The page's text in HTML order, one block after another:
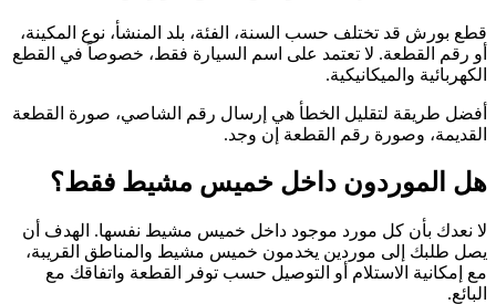
قطع بورش قد تختلف حسب السنة، الفئة، بلد المنشأ، نوع المكينة،
أو رقم القطعة. لا تعتمد على اسم السيارة فقط، خصوصاً في القطع
الكهربائية والميكانيكية.
أفضل طريقة لتقليل الخطأ هي إرسال رقم الشاصي، صورة القطعة
القديمة، وصورة رقم القطعة إن وجد.
هل الموردون داخل خميس مشيط فقط؟
لا نعدك بأن كل مورد موجود داخل خميس مشيط نفسها. الهدف أن
يصل طلبك إلى موردين يخدمون خميس مشيط والمناطق القريبة،
مع إمكانية الاستلام أو التوصيل حسب توفر القطعة واتفاقك مع
البائع.